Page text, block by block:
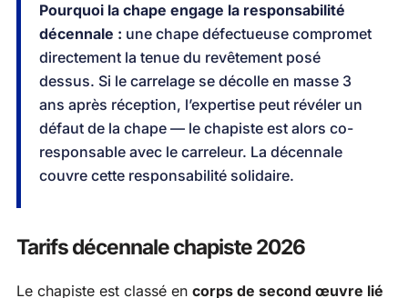
Pourquoi la chape engage la responsabilité
décennale : une chape défectueuse compromet
directement la tenue du revêtement posé
dessus. Si le carrelage se décolle en masse 3
ans après réception, l’expertise peut révéler un
défaut de la chape — le chapiste est alors co-
responsable avec le carreleur. La décennale
couvre cette responsabilité solidaire.
Tarifs décennale chapiste 2026
Le chapiste est classé en corps de second œuvre lié